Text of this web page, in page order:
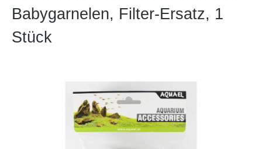
Babygarnelen, Filter-Ersatz, 1
Stück